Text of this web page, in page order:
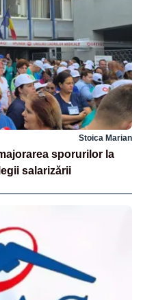
Stoica Marian
sporurilor la
salarizării